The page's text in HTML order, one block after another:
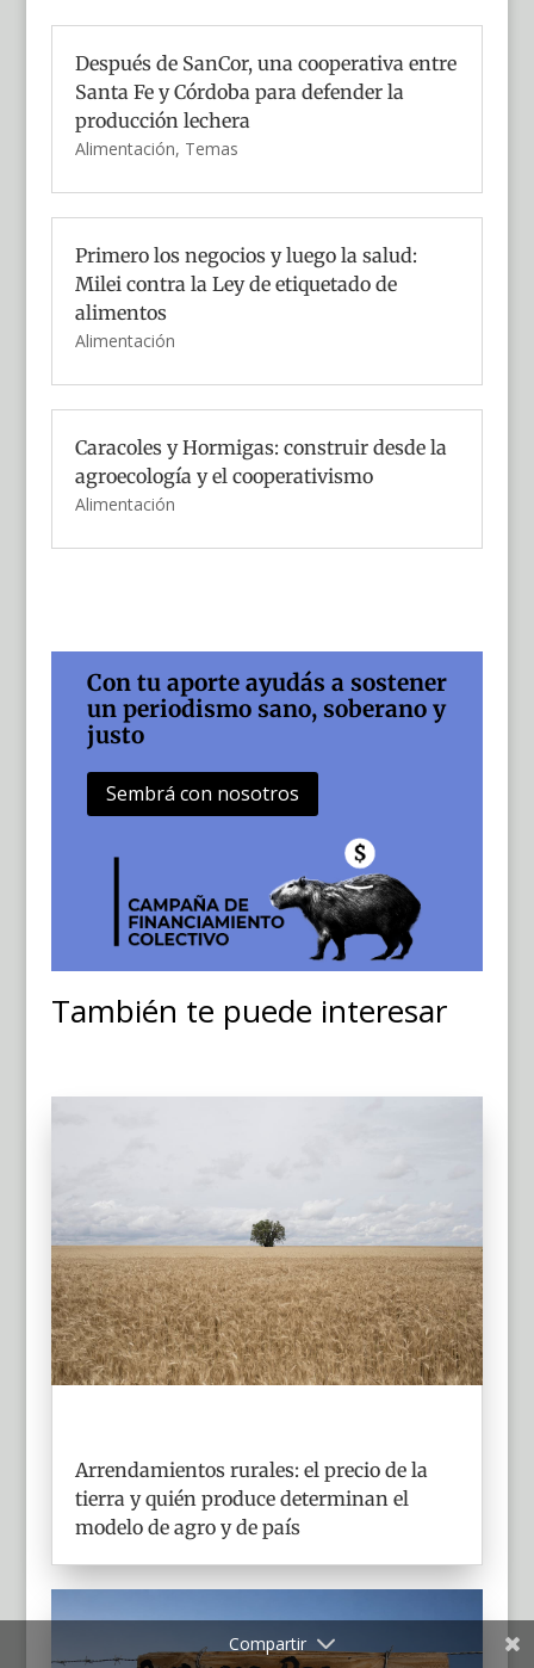
Después de SanCor, una cooperativa entre
Santa Fe y Córdoba para defender la
producción lechera
Alimentación, Temas
Primero los negocios y luego la salud:
Milei contra la Ley de etiquetado de
alimentos
Alimentación
Caracoles y Hormigas: construir desde la
agroecología y el cooperativismo
Alimentación
Con tu aporte ayudás a sostener
un periodismo sano, soberano y
justo
Sembrá con nosotros
También te puede interesar
Arrendamientos rurales: el precio de la
tierra y quién produce determinan el
modelo de agro y de país
Compartir